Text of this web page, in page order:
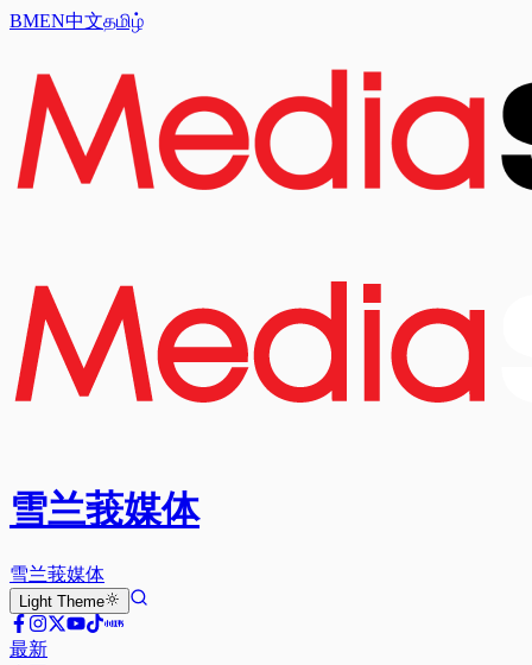
BMEN中文தமிழ்
雪兰莪媒体
雪兰莪媒体
Light Theme
最新